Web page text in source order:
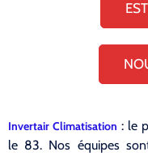
Invertair Climatisation : le
le 83. Nos équipes